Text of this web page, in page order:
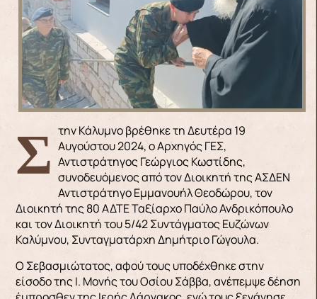
Στην Κάλυμνο βρέθηκε τη Δευτέρα 19 Αυγούστου 2024, ο Αρχηγός ΓΕΣ,
Αντιστράτηγος Γεώργιος Κωστίδης,
συνοδευόμενος από τον Διοικητή της ΑΣΔΕΝ
Αντιστράτηγο Εμμανουήλ Θεοδώρου, τον
Διοικητή της 80 ΑΔΤΕ Ταξίαρχο Παύλο Ανδρικόπουλο
και τον Διοικητή του 5/42 Συντάγματος Ευζώνων
Καλύμνου, Συνταγματάρχη Δημήτριο Γώγουλα.
Ο Σεβασμιώτατος, αφού τους υποδέχθηκε στην
είσοδο της Ι. Μονής του Οσίου Σάββα, ανέπεμψε δέηση